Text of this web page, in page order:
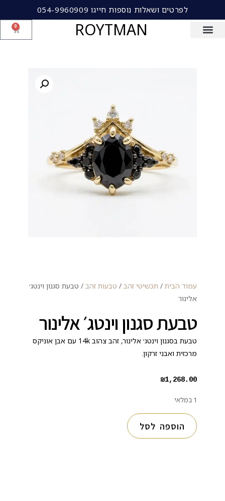
לפרטים ושאלות נוספות חייגו 054-9960909
ROYTMAN
0
עמוד הבית / תכשיטי זהב / טבעות זהב / טבעת סגנון וינטג׳
אלינור
טבעת סגנון וינטג׳ אלינור
טבעת בסגנון וינטג׳ אלינור, זהב צהוב 14k עם אבן אוניקס
מרכזית ואבני זרקון.
₪1,268.00
1 במלאי
הוספה לסל